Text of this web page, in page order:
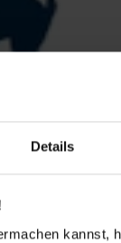
Details
kannst,